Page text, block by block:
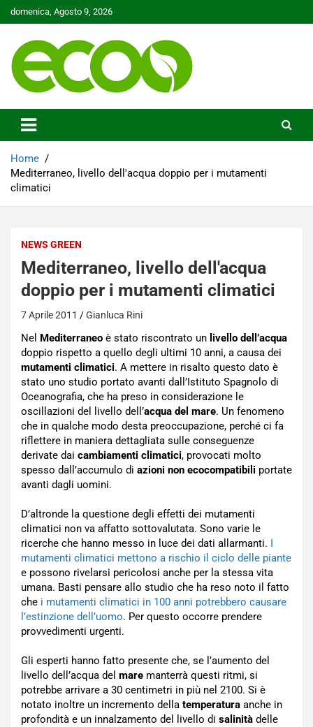
Skip
to
domenica, Agosto 9, 2026
Ecoo.it
Home
Mediterraneo, livello dell'acqua doppio per i mutamenti
climatici
NEWS GREEN
Mediterraneo, livello dell'acqua
doppio per i mutamenti climatici
7 Aprile 2011 Gianluca Rini
Nel Mediterraneo è stato riscontrato un livello dell’acqua
doppio rispetto a quello degli ultimi 10 anni, a causa dei
mutamenti climatici. A mettere in risalto questo dato è
stato uno studio portato avanti dall’Istituto Spagnolo di
Oceanografia, che ha preso in considerazione le
oscillazioni del livello dell’acqua del mare. Un fenomeno
che in qualche modo desta preoccupazione, perché ci fa
riflettere in maniera dettagliata sulle conseguenze
derivate dai cambiamenti climatici, provocati molto
spesso dall’accumulo di azioni non ecocompatibili portate
avanti dagli uomini.
D’altronde la questione degli effetti dei mutamenti
climatici non va affatto sottovalutata. Sono varie le
ricerche che hanno messo in luce dei dati allarmanti. I
mutamenti climatici mettono a rischio il ciclo delle piante
e possono rivelarsi pericolosi anche per la stessa vita
umana. Basti pensare allo studio che ha reso noto il fatto
che i mutamenti climatici in 100 anni potrebbero causare
l’estinzione dell’uomo. Per questo occorre prendere
provvedimenti urgenti.
Gli esperti hanno fatto presente che, se l’aumento del
livello dell’acqua del mare manterrà questi ritmi, si
potrebbe arrivare a 30 centimetri in più nel 2100. Si è
notato inoltre un incremento della temperatura anche in
profondità e un innalzamento del livello di salinità delle